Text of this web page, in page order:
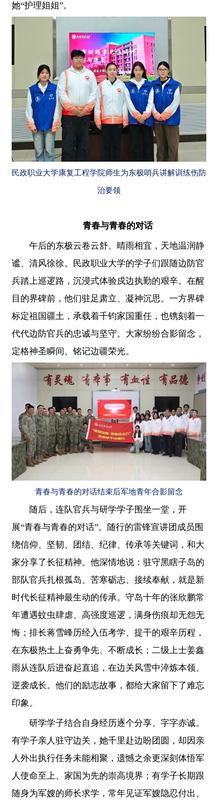
她“护理姐姐”。
民政职业大学康复工程学院师生为东极哨兵讲解训练伤防
治要领
青春与青春的对话
午后的东极云卷云舒、晴雨相宜，天地温润静
谧、清风徐徐。民政职业大学的学子们跟随边防官
兵踏上巡逻路，沉浸式体验戍边执勤的艰辛。在醒
目的界碑前，他们驻足肃立、凝神沉思。一方界碑
标定祖国疆土，承载着千钧家国重任，也镌刻着一
代代边防官兵的忠诚与坚守。大家纷纷合影留念，
定格神圣瞬间、铭记边疆荣光。
青春与青春的对话结束后军地青年合影留念
随后，连队官兵与研学学子围坐一堂，开
展“青春与青春的对话”。随行的雷锋宣讲团成员围
绕信仰、坚韧、团结、纪律、传承等关键词，和大
家分享了长征精神。他深情地说：驻守黑瞎子岛的
部队官兵扎根孤岛、苦寒砺志、接续奉献，就是新
时代长征精神最生动的传承。守岛十年的张欣鹏常
年遭遇蚊虫肆虐、高强度巡逻，满身伤痕却无怨无
悔；排长蒋雪峰历经入伍考学、提干的艰辛历程，
在东极热土上奋勇争先、不断成长；二级上士姜鑫
雨从连队后进奋起直追，在边关风雪中淬炼本领、
逆袭成长。他们的励志故事，都给大家留下了难忘
印象。
研学学子结合自身经历逐个分享、字字赤诚。
有学子亲人驻守边关，她千里赴边盼团圆，却因亲
人外出执行任务未能相聚，遗憾之余更深刻体悟军
人使命至上、家国为先的崇高境界；有学子长期跟
随身为军嫂的师长求学，常年见证军嫂隐忍付出、